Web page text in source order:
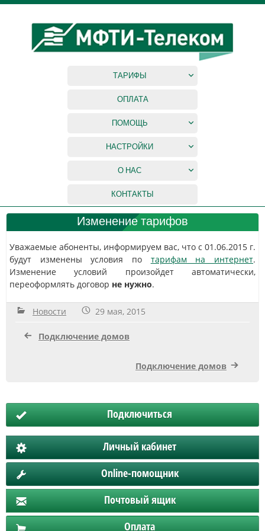
ТАРИФЫ
ОПЛАТА
ПОМОЩЬ
НАСТРОЙКИ
О НАС
КОНТАКТЫ
Изменение тарифов
Уважаемые абоненты, информируем вас, что с 01.06.2015 г.
будут изменены условия по тарифам на интернет.
Изменение условий произойдет автоматически,
переоформлять договор не нужно.
Новости 29 мая, 2015
Подключение домов
Подключение домов
Подключиться
Личный кабинет
Online-помощник
Почтовый ящик
Оплата